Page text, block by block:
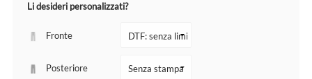
Li desideri personalizzati?
Fronte
Posteriore